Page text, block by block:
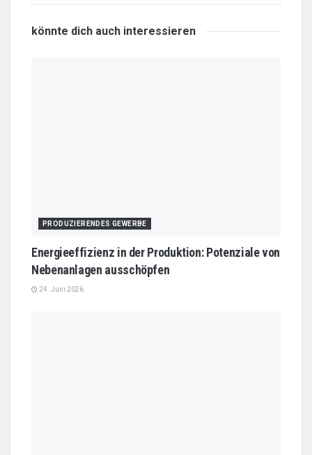
könnte dich auch interessieren
PRODUZIERENDES GEWERBE
Energieeffizienz in der Produktion: Potenziale von
Nebenanlagen ausschöpfen
24. Juni 2026